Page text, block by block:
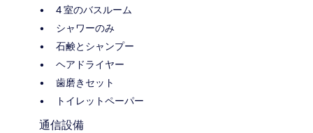
4 室のバスルーム
シャワーのみ
石鹸とシャンプー
ヘアドライヤー
歯磨きセット
トイレットペーパー
通信設備